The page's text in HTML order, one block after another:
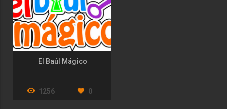
El Baúl Mágico
1256 0